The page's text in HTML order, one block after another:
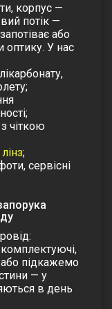
корпус —
потік —
або
оптику. У нас
чіткою
;
сервісні
підкажемо
— у
в день